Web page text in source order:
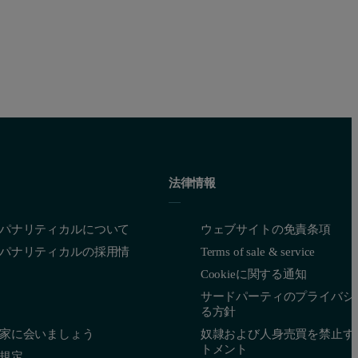
ナリティカルについて
ナリティカルの採用情
に会いましょう
法律情報
ウェブサイトの免責条項
Terms of sale & service
Cookieに関する通知
サードパーティのプライバシ
る方針
奴隷および人身売買を禁止す
トメント